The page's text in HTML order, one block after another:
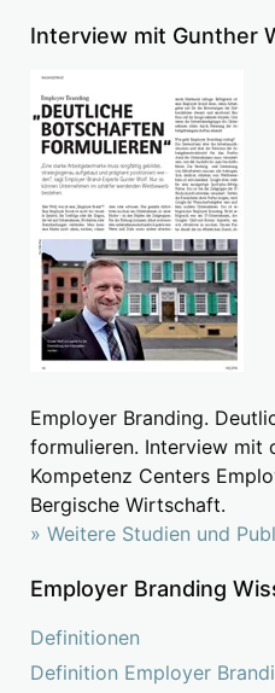
Interview mit Gunther
Employer Branding.
formulieren. Interview mit
Kompetenz Centers
Bergische Wirtschaft.
» Weitere Studien und
Employer Branding
Definitionen
Definition Employer